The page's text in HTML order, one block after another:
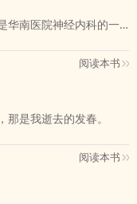
华南医院神经内科的一
禁欲，医院里的小护
白袍之下，最后都怀疑
自家老妈就被气进了
就是不孝顺，打个雷分
的局。
证的那种。”
了。”
三个月，相处融洽再扯
阅读本书
是我逝去的发春。
阅读本书